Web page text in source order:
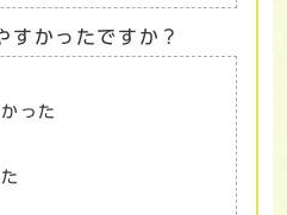
すかったですか？
った